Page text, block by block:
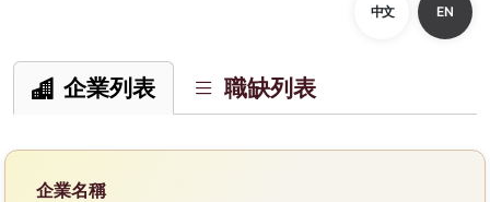
中文 EN
企業列表 職缺列表
企業名稱